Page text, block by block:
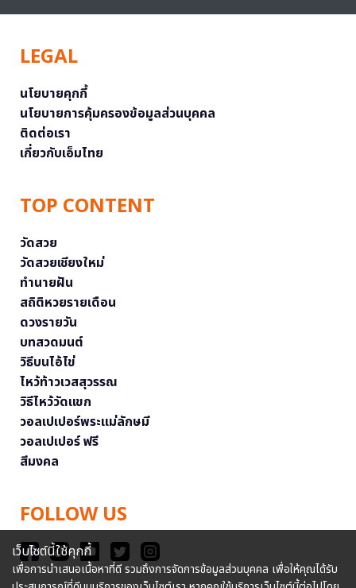
LEGAL
นโยบายคุกกี้
นโยบายการคุ้มครองข้อมูลส่วนบุคคล
ติดต่อเรา
เกี่ยวกับเอ็มไทย
TOP CONTENT
วัดสวย
วัดสวยเชียงใหม่
ทำนายฝัน
สถิติหวยรายเดือน
ดวงรายวัน
บทสวดมนต์
วิธีบนไอ้ไข่
ไหว้ท้าวเวสสุวรรณ
วิธีไหว้วัดแขก
วอลเปเปอร์พระแม่ลักษมี
วอลเปเปอร์ ฟรี
สีมงคล
FOLLOW US
เว็บไซต์นี้ใช้คุกกี้
เพื่อการนำเสนอเนื้อหาที่ดี รวมถึงการจัดการข้อมูลส่วนบุคคล เพื่อให้คุณได้รับ